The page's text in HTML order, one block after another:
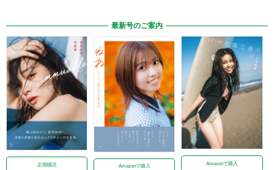
最新号のご案内
定期購読 Amazonで購入
Amazonで購入